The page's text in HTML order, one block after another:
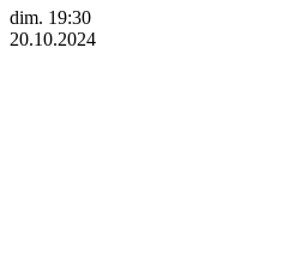
dim. 19:30
20.10.2024